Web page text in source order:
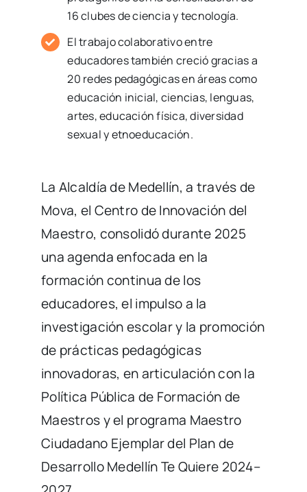
16 clubes de ciencia y tecnología.
El trabajo colaborativo entre
educadores también creció gracias a
20 redes pedagógicas en áreas como
educación inicial, ciencias, lenguas,
artes, educación física, diversidad
sexual y etnoeducación.
La Alcaldía de Medellín, a través de
Mova, el Centro de Innovación del
Maestro, consolidó durante 2025
una agenda enfocada en la
formación continua de los
educadores, el impulso a la
investigación escolar y la promoción
de prácticas pedagógicas
innovadoras, en articulación con la
Política Pública de Formación de
Maestros y el programa Maestro
Ciudadano Ejemplar del Plan de
Desarrollo Medellín Te Quiere 2024–